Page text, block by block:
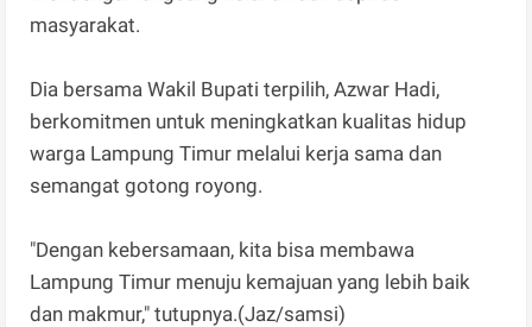
masyarakat.
Dia bersama Wakil Bupati terpilih, Azwar Hadi,
berkomitmen untuk meningkatkan kualitas hidup
warga Lampung Timur melalui kerja sama dan
semangat gotong royong.
"Dengan kebersamaan, kita bisa membawa
Lampung Timur menuju kemajuan yang lebih baik
dan makmur," tutupnya.(Jaz/samsi)